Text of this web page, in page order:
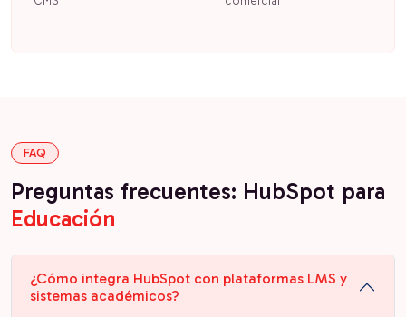
FAQ
Preguntas frecuentes: HubSpot para
Educación
¿Cómo integra HubSpot con plataformas LMS y
sistemas académicos?